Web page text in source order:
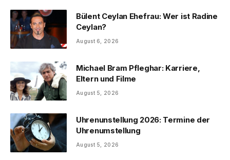
Bülent Ceylan Ehefrau: Wer ist Radine
Ceylan?
August 6, 2026
Michael Bram Pfleghar: Karriere,
Eltern und Filme
August 5, 2026
Uhrenunstellung 2026: Termine der
Uhrenumstellung
August 5, 2026